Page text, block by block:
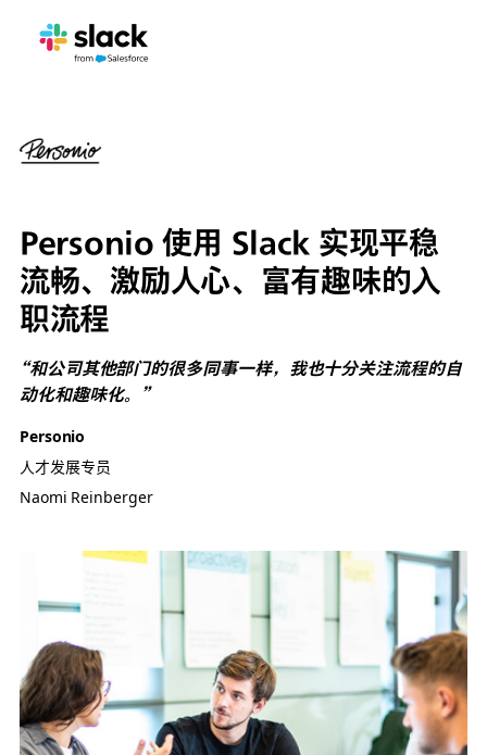
Personio 使用 Slack 实现平稳
流畅、激励人心、富有趣味的入
职流程
“和公司其他部门的很多同事一样，我也十分关注流程的自
动化和趣味化。”
Personio
人才发展专员
Naomi Reinberger